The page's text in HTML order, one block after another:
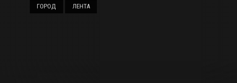
ГОРОД ЛЕНТА